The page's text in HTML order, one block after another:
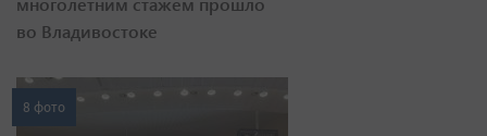
во Владивостоке
8 фото